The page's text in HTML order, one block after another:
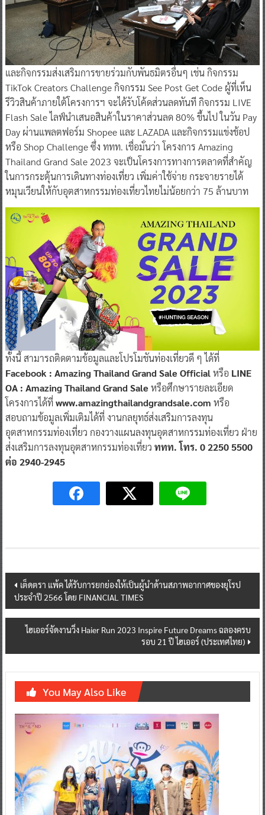
และกิจกรรมส่งเสริมการขายร่วมกับพันธมิตรอื่นๆ เช่น กิจกรรม
TikTok Creators Challenge กิจกรรม See Post Get Code ผู้ที่เห็น
รีวิวสินค้าภายใต้โครงการฯ จะได้รับโค้ดส่วนลดทันที กิจกรรม LIVE
Flash Sale ไลฟ์นำเสนอสินค้าในราคาส่วนลด 80% ขึ้นไป ในวัน Pay
Day ผ่านแพลตฟอร์ม Shopee และ LAZADA และกิจกรรมแข่งช้อป
หรือ Shop Challenge ซึ่ง ททท. เชื่อมั่นว่า โครงการ Amazing
Thailand Grand Sale 2023 จะเป็นโครงการทางการตลาดที่สำคัญ
ในการกระตุ้นการเดินทางท่องเที่ยว เพิ่มค่าใช้จ่าย กระจายรายได้
หมุนเวียนให้กับอุตสาหกรรมท่องเที่ยวไทยไม่น้อยกว่า 75 ล้านบาท
ทั้งนี้ สามารถติดตามข้อมูลและโปรโมชันท่องเที่ยวดี ๆ ได้ที่
Facebook : Amazing Thailand Grand Sale Official หรือ
OA : Amazing Thailand Grand Saleหรือศึกษารายละเอียด
โครงการได้ที่www.amazingthailandgrandsale.comหรือ
สอบถามข้อมูลเพิ่มเติมได้ที่ งานกลยุทธ์ส่งเสริมการลงทุน
อุตสาหกรรมท่องเที่ยว กองวางแผนลงทุนอุตสาหกรรมท่องเที่ยว ฝ่าย
Post
navigation
เต็ดตรา แพ้ค ได้รับการยกย่องให้เป็นผู้นำด้านสภาพอากาศของยุโรป
ประจำปี 2566 โดย FINANCIAL TIMES
ไฮเออร์จัดงานวิ่ง Haier Run 2023 Inspire Future Dreams ฉลองครบ
You May Also Like